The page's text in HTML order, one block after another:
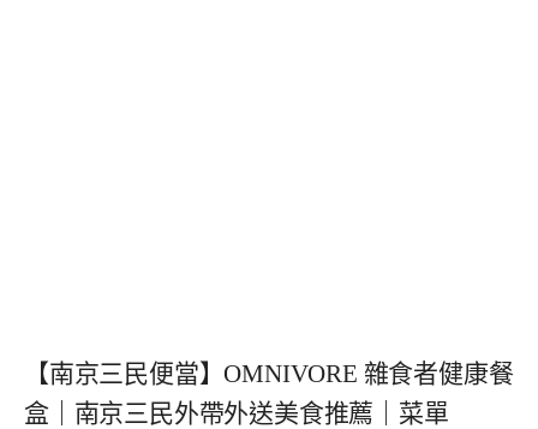
【南京三民便當】OMNIVORE 雜食者健康餐
盒｜南京三民外帶外送美食推薦｜菜單